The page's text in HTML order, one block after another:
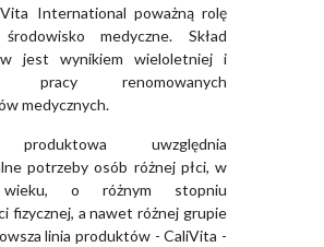
International poważną rolę
medyczne. Skład
jest wynikiem wieloletniej i
pracy renomowanych
medycznych.
uwzględnia
potrzeby osób różnej płci, w
wieku, o różnym stopniu
fizycznej, a nawet różnej grupie
linia produktów - CaliVita -